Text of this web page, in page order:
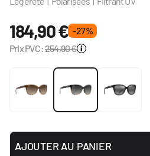
184,90 € - 27 %
Prix PVC:254,90 €
AJOUTER AU PANIER